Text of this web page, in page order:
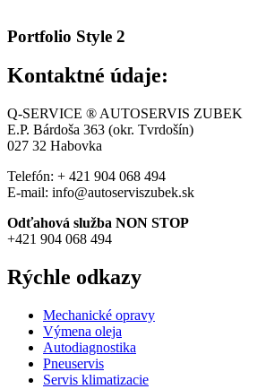
Portfolio Style 2
Kontaktné údaje:
Q-SERVICE ® AUTOSERVIS ZUBEK
E.P. Bárdoša 363 (okr. Tvrdošín)
027 32 Habovka
Telefón: + 421 904 068 494
E-mail: info@autoserviszubek.sk
Odťahová služba NON STOP
+421 904 068 494
Rýchle odkazy
Mechanické opravy
Výmena oleja
Autodiagnostika
Pneuservis
Servis klimatizacie